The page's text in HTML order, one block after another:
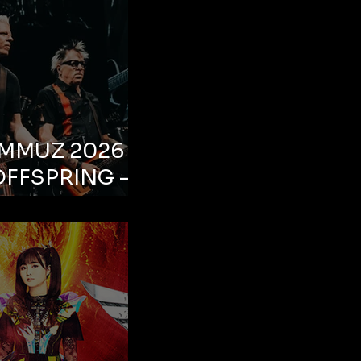
2026 –
–
Life Park